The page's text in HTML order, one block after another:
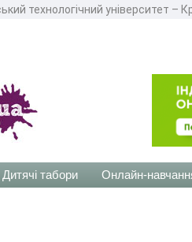
технологічний університет –
Дитячі табори Онлайн-